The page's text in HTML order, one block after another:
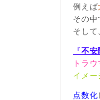
例えば
その中
そして
『不安
トラ
イメー
点数化